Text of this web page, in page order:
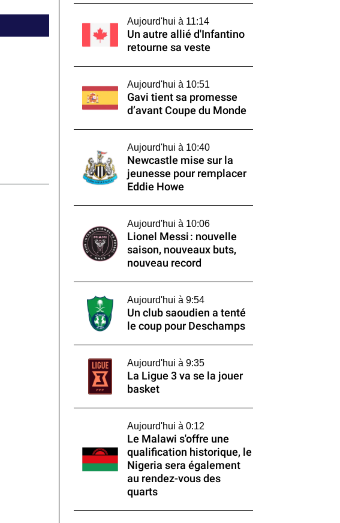
Aujourd'hui à 11:14
Un autre allié d'Infantino
retourne sa veste
Aujourd'hui à 10:51
Gavi tient sa promesse
d’avant Coupe du Monde
Aujourd'hui à 10:40
Newcastle mise sur la
jeunesse pour remplacer
Eddie Howe
Aujourd'hui à 10:06
Lionel Messi : nouvelle
saison, nouveaux buts,
nouveau record
Aujourd'hui à 9:54
Un club saoudien a tenté
le coup pour Deschamps
Aujourd'hui à 9:35
La Ligue 3 va se la jouer
basket
Aujourd'hui à 0:12
Le Malawi s'offre une
qualification historique, le
Nigeria sera également
au rendez-vous des
quarts